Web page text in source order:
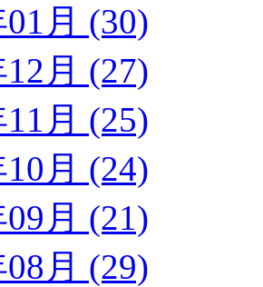
月 (30)
月 (27)
月 (25)
月 (24)
月 (21)
月 (29)